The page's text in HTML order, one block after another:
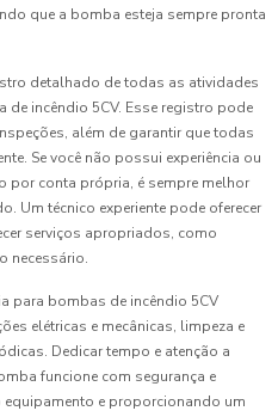
que a bomba esteja sempre pronta
detalhado de todas as atividades
incêndio 5CV. Esse registro pode
além de garantir que todas
Se você não possui experiência ou
por conta própria, é sempre melhor
Um técnico experiente pode oferecer
serviços apropriados, como
necessário.
para bombas de incêndio 5CV
elétricas e mecânicas, limpeza e
Dedicar tempo e atenção a
funcione com segurança e
e proporcionando um